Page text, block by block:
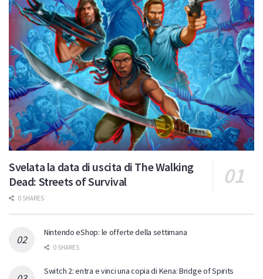
Svelata la data di uscita di The Walking
Dead: Streets of Survival
0 SHARES
Nintendo eShop: le offerte della settimana
0 SHARES
Switch 2: entra e vinci una copia di Kena: Bridge of Spirits